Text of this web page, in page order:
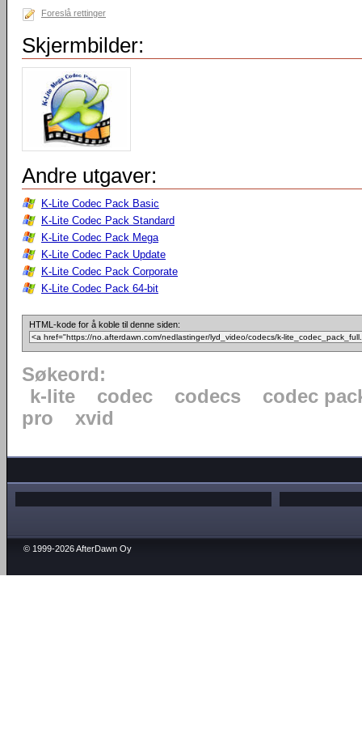
Foreslå rettinger
Skjermbilder:
Andre utgaver:
K-Lite Codec Pack Basic
K-Lite Codec Pack Standard
K-Lite Codec Pack Mega
K-Lite Codec Pack Update
K-Lite Codec Pack Corporate
K-Lite Codec Pack 64-bit
HTML-kode for å koble til denne siden:
Søkeord:
k-lite
codec codecs
codec
pro
xvid
© 1999-2026 AfterDawn Oy